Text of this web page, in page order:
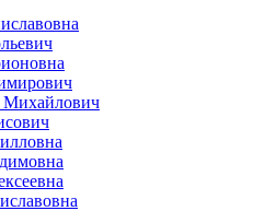
Михайлович